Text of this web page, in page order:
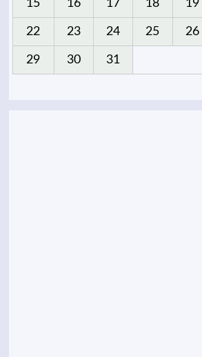
15 16 17 18 19
22 23 24 25 26
29 30 31